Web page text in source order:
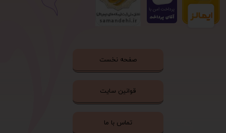
صفحه نخست
قوانین سایت
تماس با ما